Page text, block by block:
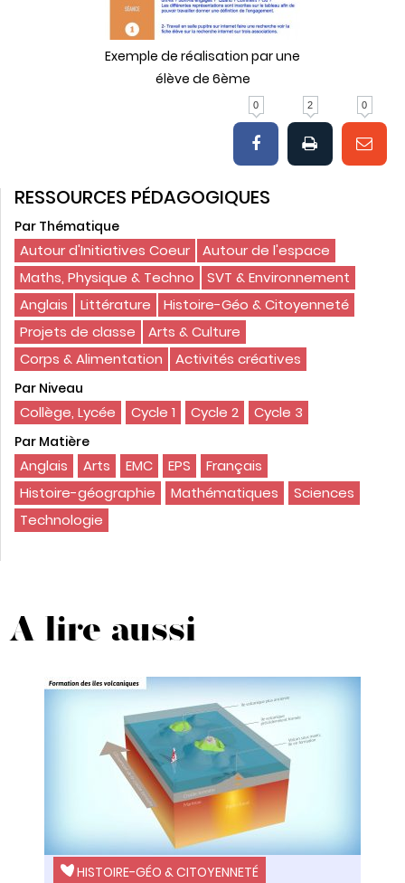
Exemple de réalisation par une
élève de 6ème
0 2 0
RESSOURCES PÉDAGOGIQUES
Par Thématique
Autour d'Initiatives Coeur
Autour de l'espace
Maths, Physique & Techno
SVT & Environnement
Anglais
Littérature
Histoire-Géo & Citoyenneté
Projets de classe
Arts & Culture
Corps & Alimentation
Activités créatives
Par Niveau
Collège, Lycée Cycle 1 Cycle 2 Cycle 3
Par Matière
Anglais Arts EMC EPS
Français
Histoire-géographie
Mathématiques
Sciences
Technologie
A lire aussi
HISTOIRE-GÉO & CITOYENNETÉ